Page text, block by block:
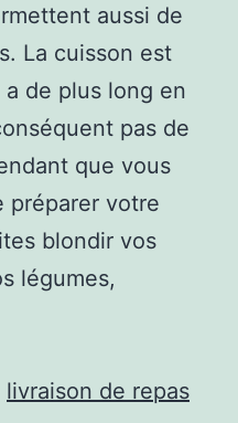
aussi de
La cuisson est
de plus long en
pas de
que vous
préparer votre
blondir vos
légumes,
livraison de repas